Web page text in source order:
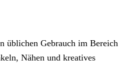
üblichen Gebrauch im Bereich
Nähen und kreatives